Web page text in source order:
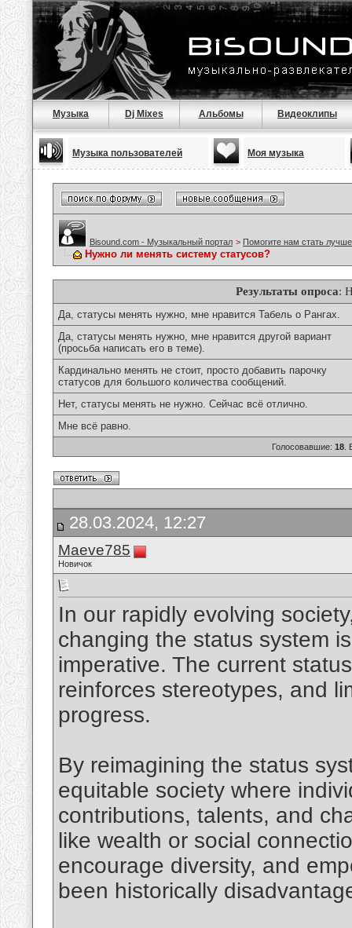
Музыка Dj Mixes Альбомы Видеоклипы
Музыка пользователей Моя музыка
Bisound.com - Музыкальный портал > Помогите нам стать
Нужно ли менять систему статусов?
Результаты опроса:
Да, статусы менять нужно, мне нравится Табель о Рангах.
Да, статусы менять нужно, мне нравится другой вариант
(просьба написать его в теме).
Кардинально менять не стоит, просто добавить парочку
статусов для большого количества сообщений.
Нет, статусы менять не нужно. Сейчас всё отлично.
Мне всё равно.
Голосовавшие: 18.
28.03.2024, 12:27
Maeve785
Новичок
In our rapidly evolving
changing the status system
imperative. The current
reinforces stereotypes, and
progress.
By reimagining the status
equitable society where
contributions, talents, and
like wealth or social
encourage diversity, and
been historically